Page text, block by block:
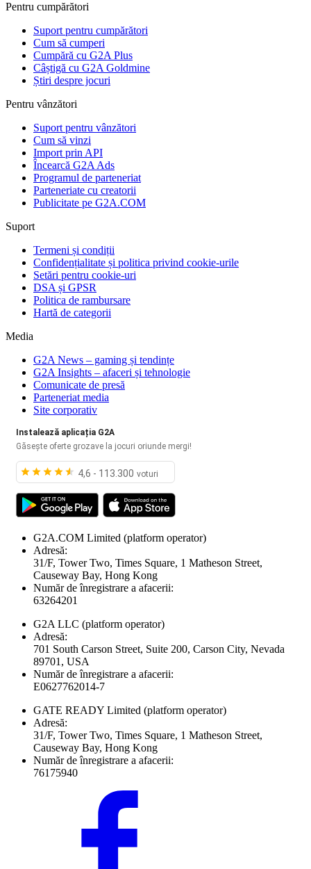
Pentru cumpărători
Suport pentru cumpărători
Cum să cumperi
Cumpără cu G2A Plus
Câștigă cu G2A Goldmine
Știri despre jocuri
Pentru vânzători
Suport pentru vânzători
Cum să vinzi
Import prin API
Încearcă G2A Ads
Programul de parteneriat
Parteneriate cu creatorii
Publicitate pe G2A.COM
Suport
Termeni și condiții
Confidențialitate și politica privind cookie-urile
Setări pentru cookie-uri
DSA și GPSR
Politica de rambursare
Hartă de categorii
Media
G2A News – gaming și tendințe
G2A Insights – afaceri și tehnologie
Comunicate de presă
Parteneriat media
Site corporativ
Instalează aplicația G2A
Găsește oferte grozave la jocuri oriunde mergi!
4,6 - 113.300 voturi
G2A.COM Limited (platform operator)
Adresă:
31/F, Tower Two, Times Square, 1 Matheson Street,
Causeway Bay, Hong Kong
Număr de înregistrare a afacerii:
63264201
G2A LLC (platform operator)
Adresă:
701 South Carson Street, Suite 200, Carson City, Nevada
89701, USA
Număr de înregistrare a afacerii:
E0627762014-7
GATE READY Limited (platform operator)
Adresă:
31/F, Tower Two, Times Square, 1 Matheson Street,
Causeway Bay, Hong Kong
Număr de înregistrare a afacerii:
76175940